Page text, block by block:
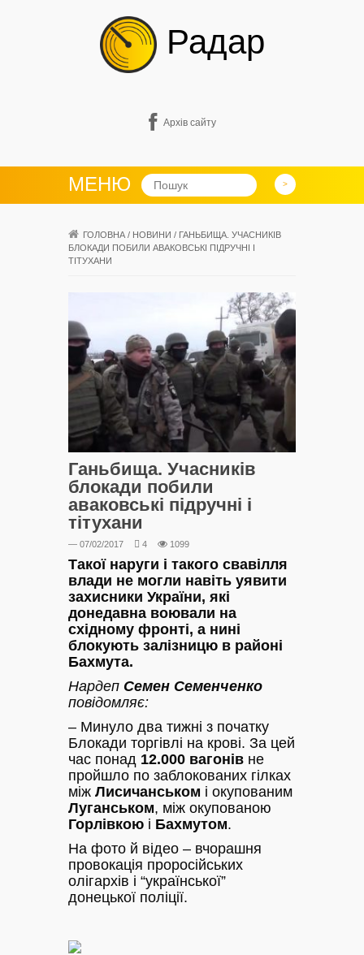
Радар
Архів сайту
МЕНЮ
ГОЛОВНА / НОВИНИ / ГАНЬБИЩА. УЧАСНИКІВ
БЛОКАДИ ПОБИЛИ АВАКОВСЬКІ ПІДРУЧНІ І
ТІТУХАНИ
Ганьбища. Учасників
блокади побили
аваковські підручні і
тітухани
— 07/02/2017 4 1099
Такої наруги і такого свавілля
влади не могли навіть уявити
захисники України, які
донедавна воювали на
східному фронті, а нині
блокують залізницю в районі
Бахмута.
Нардеп Семен Семенченко
повідомляє:
– Минуло два тижні з початку
Блокади торгівлі на крові. За цей
час понад 12.000 вагонів не
пройшло по заблокованих гілках
між Лисичанськом і окупованим
Луганськом, між окупованою
Горлівкою і Бахмутом.
На фото й відео – вчорашня
провокація проросійських
олігархів і “української”
донецької поліції.